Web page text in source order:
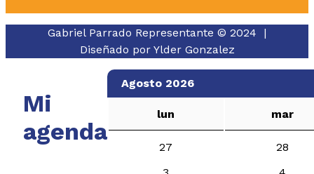
Gabriel Parrado Representante © 2024 |
Diseñado por Ylder Gonzalez
Mi
agenda
Agosto 2026
lun mar
27
28